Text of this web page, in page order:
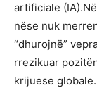
artificiale
nëse nuk
“dhurojnë”
rrezikuar
krijuese globale.